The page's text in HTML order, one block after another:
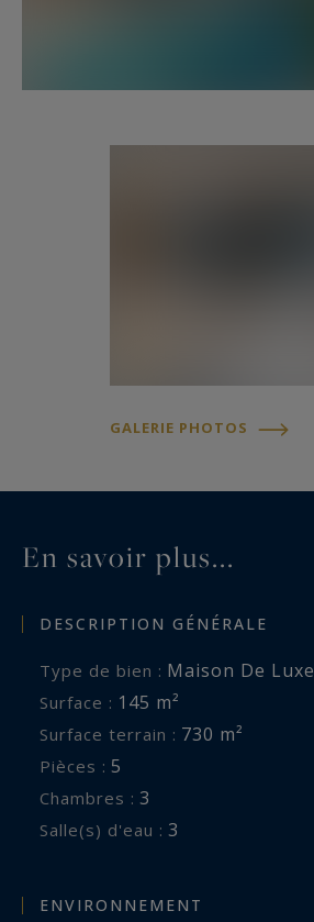
GALERIE PHOTOS
En savoir plus...
DESCRIPTION GÉNÉRALE
Type de bien : Maison De Luxe
Surface : 145 m²
Surface terrain : 730 m²
Pièces : 5
Chambres : 3
Salle(s) d'eau : 3
ENVIRONNEMENT